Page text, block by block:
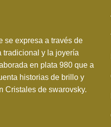
se expresa a través de
tradicional y la joyería
en plata 980 que a
historias de brillo y
Cristales de swarovsky.